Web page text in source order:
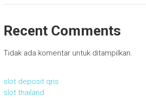
Recent Comments
Tidak ada komentar untuk ditampilkan.
slot deposit qris
slot thailand